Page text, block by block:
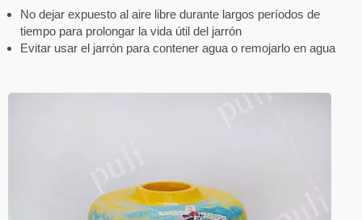
No dejar expuesto al aire libre durante largos períodos de
tiempo para prolongar la vida útil del jarrón
Evitar usar el jarrón para contener agua o remojarlo en agua